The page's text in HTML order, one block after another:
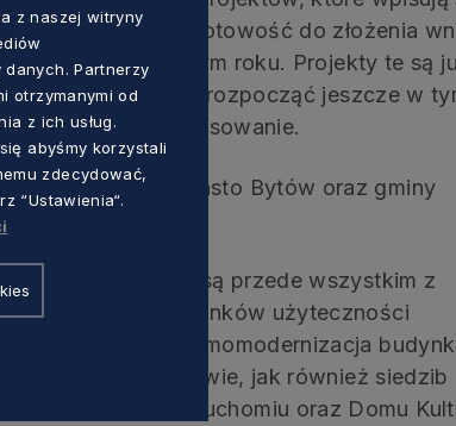
one najwyższą gotowość do złożenia
nawet w tym roku. Projekty te są
a może się ona rozpocząć jeszcze w
wniosku o dofinansowanie.
będą miasto Bytów oraz gminy
związane są przede wszystkim z
pięciu budynków użyteczności
zostanie termomodernizacja
szpitala w Bytowie, jak również siedzib
w Borzytuchomiu oraz Domu
z naszej witryny
Partnerzy
otrzymanymi od
z ich usług.
abyśmy korzystali
zdecydować,
“Ustawienia“.